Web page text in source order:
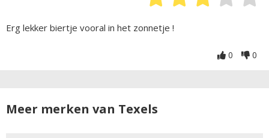
Erg lekker biertje vooral in het zonnetje !
0 0
Meer merken van Texels